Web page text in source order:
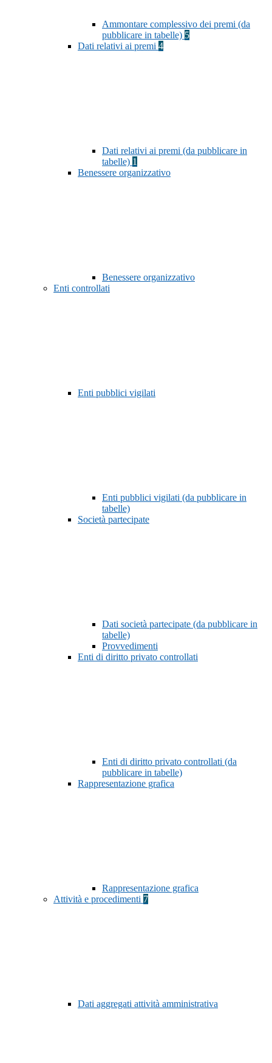
Ammontare complessivo dei premi (da
pubblicare in tabelle) 5
Dati relativi ai premi 4
Dati relativi ai premi (da pubblicare in
tabelle) 1
Benessere organizzativo
Benessere organizzativo
Enti controllati
Enti pubblici vigilati
Enti pubblici vigilati (da pubblicare in
tabelle)
Società partecipate
Dati società partecipate (da pubblicare in
tabelle)
Provvedimenti
Enti di diritto privato controllati
Enti di diritto privato controllati (da
pubblicare in tabelle)
Rappresentazione grafica
Rappresentazione grafica
Attività e procedimenti 7
Dati aggregati attività amministrativa